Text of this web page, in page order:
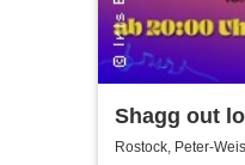
Shagg out
+ Social
Rostock, Peter-